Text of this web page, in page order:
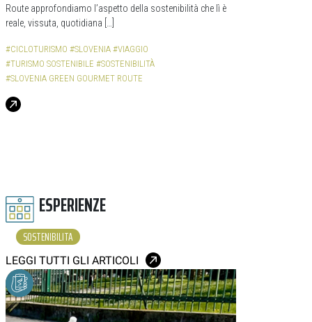
Route approfondiamo l’aspetto della sostenibilità che lì è
reale, vissuta, quotidiana […]
#CICLOTURISMO #SLOVENIA #VIAGGIO
#TURISMO SOSTENIBILE #SOSTENIBILITÀ
#SLOVENIA GREEN GOURMET ROUTE
ESPERIENZE
SOSTENIBILITA
LEGGI TUTTI GLI ARTICOLI